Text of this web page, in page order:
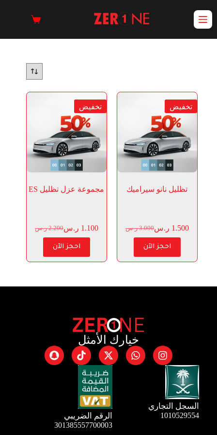
تخفيض
تظليل نانو سيراميك
3.000 ر.س 1.500 ر.س
احجز الآن
تخفيض
مجموعة عزل تظليل ES
2.200 ر.س 1.100 ر.س
احجز الآن
خيارك الأمثل
السجل التجاري
1010529554 الرقم الضريبي
301385557700003